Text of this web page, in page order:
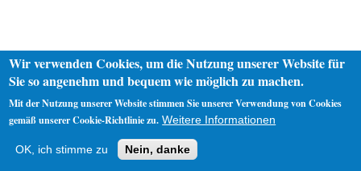
Impressum
Wir verwenden Cookies, um die Nutzung unserer Website für
Sie so angenehm und bequem wie möglich zu machen.
Mit der Nutzung unserer Website stimmen Sie unserer Verwendung von Cookies
gemäß unserer Cookie-Richtlinie zu. Weitere Informationen
OK, ich stimme zu Nein, danke